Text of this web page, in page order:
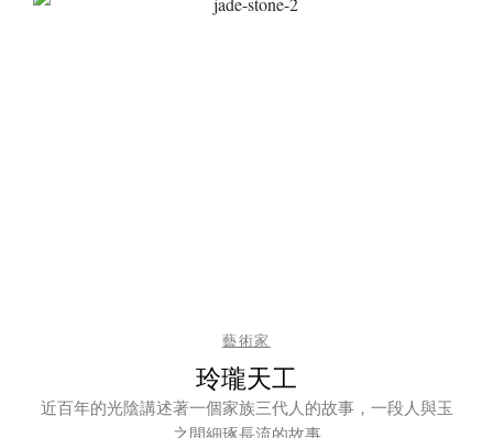
藝術家
玲瓏天工
近百年的光陰講述著一個家族三代人的故事，一段人與玉
之間細琢長流的故事